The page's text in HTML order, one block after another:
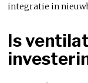
integratie in
Is